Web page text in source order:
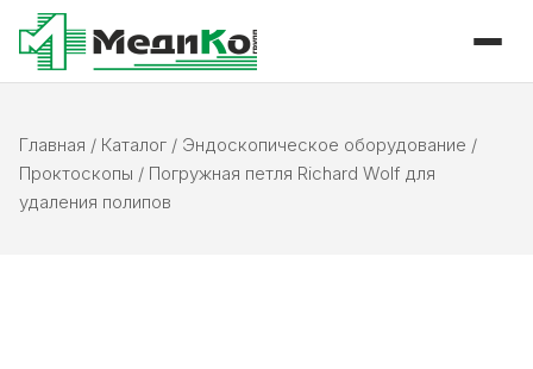
Главная / Каталог / Эндоскопическое оборудование /
Проктоскопы / Погружная петля Richard Wolf для
удаления полипов